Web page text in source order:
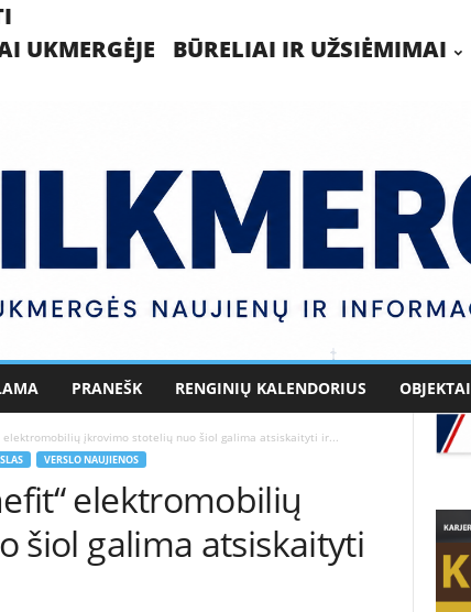
UKMERGĖJE BŪRELIAI IR UŽSIĖMIMAI
PRANEŠK RENGINIŲ KALENDORIUS OBJEKTAI
elektromobilių įkrovimo stotelių nuo šiol galima atsiskaityti ir...
VERSLO NAUJIENOS
elektromobilių
šiol galima atsiskaityti